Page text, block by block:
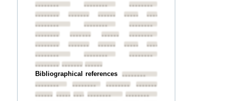
••••••••
••••••••
••••••••
••••••••
•••••••• •••••••• ••••••••••••••••
••••••••
••••••••
••••••••
••••••••
•••••••• ••••••••
••••••••
••••••••
•••••••• •••••••• ••••••••••••••••
••••••••
••••••••
••••••••
•••••••• ••••••••••••••••
Bibliographical references ••••••••
••••••••
•••••••• ••••••••
••••••••
••••••••••••••••••••••••••••••••
••••••••